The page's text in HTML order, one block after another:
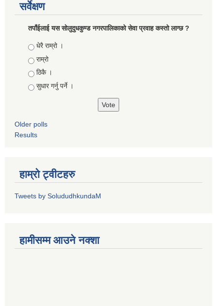
सर्वेक्षण
तपाँईलाई यस सोलुदुधकुण्ड नगरपालिकाको सेवा प्रवाह कस्तो लाग्छ ?
Choices
धेरै राम्रो ।
राम्रो
ठिकै ।
सुधार गर्नु पर्ने ।
Older polls
Results
हाम्रो ट्वीटहरु
Tweets by SolududhkundaM
हामीसम्म आउने नक्शा